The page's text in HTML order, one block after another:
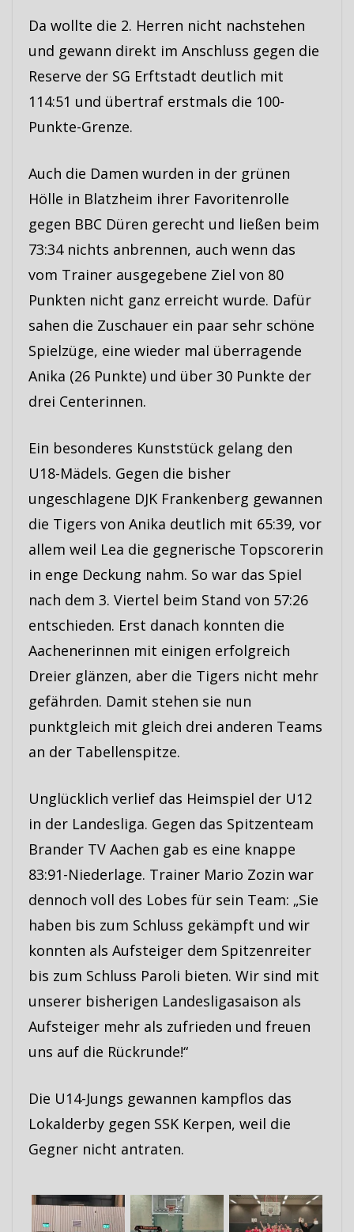
Da wollte die 2. Herren nicht nachstehen
und gewann direkt im Anschluss gegen die
Reserve der SG Erftstadt deutlich mit
114:51 und übertraf erstmals die 100-
Punkte-Grenze.
Auch die Damen wurden in der grünen
Hölle in Blatzheim ihrer Favoritenrolle
gegen BBC Düren gerecht und ließen beim
73:34 nichts anbrennen, auch wenn das
vom Trainer ausgegebene Ziel von 80
Punkten nicht ganz erreicht wurde. Dafür
sahen die Zuschauer ein paar sehr schöne
Spielzüge, eine wieder mal überragende
Anika (26 Punkte) und über 30 Punkte der
drei Centerinnen.
Ein besonderes Kunststück gelang den
U18-Mädels. Gegen die bisher
ungeschlagene DJK Frankenberg gewannen
die Tigers von Anika deutlich mit 65:39, vor
allem weil Lea die gegnerische Topscorerin
in enge Deckung nahm. So war das Spiel
nach dem 3. Viertel beim Stand von 57:26
entschieden. Erst danach konnten die
Aachenerinnen mit einigen erfolgreich
Dreier glänzen, aber die Tigers nicht mehr
gefährden. Damit stehen sie nun
punktgleich mit gleich drei anderen Teams
an der Tabellenspitze.
Unglücklich verlief das Heimspiel der U12
in der Landesliga. Gegen das Spitzenteam
Brander TV Aachen gab es eine knappe
83:91-Niederlage. Trainer Mario Zozin war
dennoch voll des Lobes für sein Team: „Sie
haben bis zum Schluss gekämpft und wir
konnten als Aufsteiger dem Spitzenreiter
bis zum Schluss Paroli bieten. Wir sind mit
unserer bisherigen Landesligasaison als
Aufsteiger mehr als zufrieden und freuen
uns auf die Rückrunde!“
Die U14-Jungs gewannen kampflos das
Lokalderby gegen SSK Kerpen, weil die
Gegner nicht antraten.